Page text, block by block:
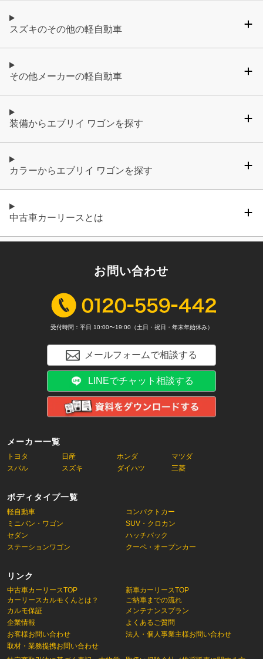
スズキのその他の軽自動車
その他メーカーの軽自動車
装備からエブリイ ワゴンを探す
カラーからエブリイ ワゴンを探す
中古車カーリースとは
メーカー一覧
トヨタ 日産 ホンダ
マツダ
スバル
スズキ ダイハツ 三菱
ボディタイプ一覧
軽自動車
コンパクトカー
ミニバン・ワゴン
SUV・クロカン
セダン
ハッチバック
ステーションワゴン
クーペ・オープンカー
リンク
中古車カーリースTOP
カーリースカルモくんとは？
新車カーリースTOP
ご納車までの流れ
カルモ保証
企業情報
お客様お問い合わせ
取材・業務提携お問い合わせ
メンテナンスプラン
よくあるご質問
法人・個人事業主様お問い合わせ
お問い合わせ
受付時間：平日 10:00〜19:00（土日・祝日・年末年始休み）
メールフォームで相談する
LINEでチャット相談する